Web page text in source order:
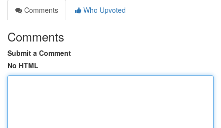
Comments
Who Upvoted
Comments
Submit a Comment
No HTML